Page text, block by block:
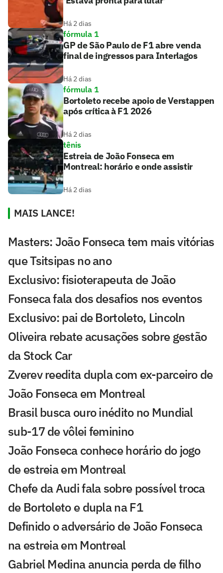
Há 2 dias
fórmula 1
GP de São Paulo de F1 abre venda
final de ingressos para Interlagos
Há 2 dias
fórmula 1
Bortoleto recebe apoio de Verstappen
após crítica à F1 2026
Há 2 dias
tênis
Estreia de João Fonseca em
Montreal: horário e onde assistir
Há 2 dias
MAIS LANCE!
Masters: João Fonseca tem mais vitórias
que Tsitsipas no ano
Exclusivo: fisioterapeuta de João
Fonseca fala dos desafios nos eventos
Exclusivo: pai de Bortoleto, Lincoln
Oliveira rebate acusações sobre gestão
da Stock Car
Zverev reedita dupla com ex-parceiro de
João Fonseca em Montreal
Brasil busca ouro inédito no Mundial
sub-17 de vôlei feminino
João Fonseca conhece horário do jogo
de estreia em Montreal
Chefe da Audi fala sobre possível troca
de Bortoleto e dupla na F1
Definido o adversário de João Fonseca
na estreia em Montreal
Gabriel Medina anuncia perda de filho